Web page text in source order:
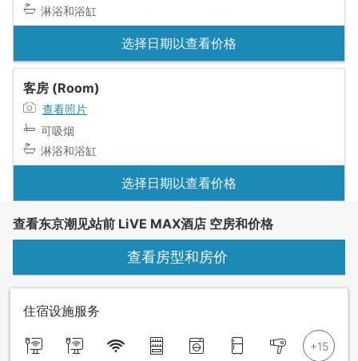
淋浴和浴缸
选择日期以查看价格
客房 (Room)
查看照片
可吸烟
淋浴和浴缸
选择日期以查看价格
查看东京潮见站前 LiVE MAX酒店 空房和价格
查看房型和房价
住宿设施服务